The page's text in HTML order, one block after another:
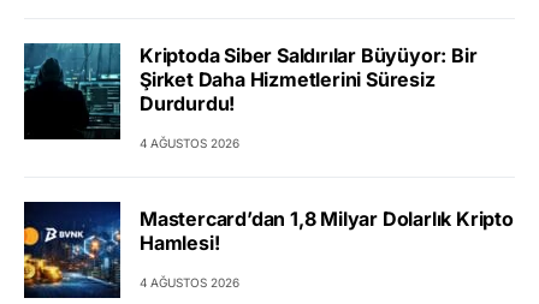
Kriptoda Siber Saldırılar Büyüyor: Bir
Şirket Daha Hizmetlerini Süresiz
Durdurdu!
4 AĞUSTOS 2026
Mastercard’dan 1,8 Milyar Dolarlık Kripto
Hamlesi!
4 AĞUSTOS 2026